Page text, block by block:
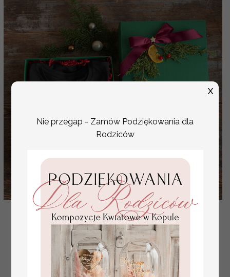
Pomysł na Prezent dla dziadka na świeta zestaw
prezentowy, śmieszna koszulka dla dziadka pod
choinkę
( 04/T-ShBN/boxDBN )
152.00 PLN
Nie przegap - Zamów Podziękowania dla
Rodziców
X